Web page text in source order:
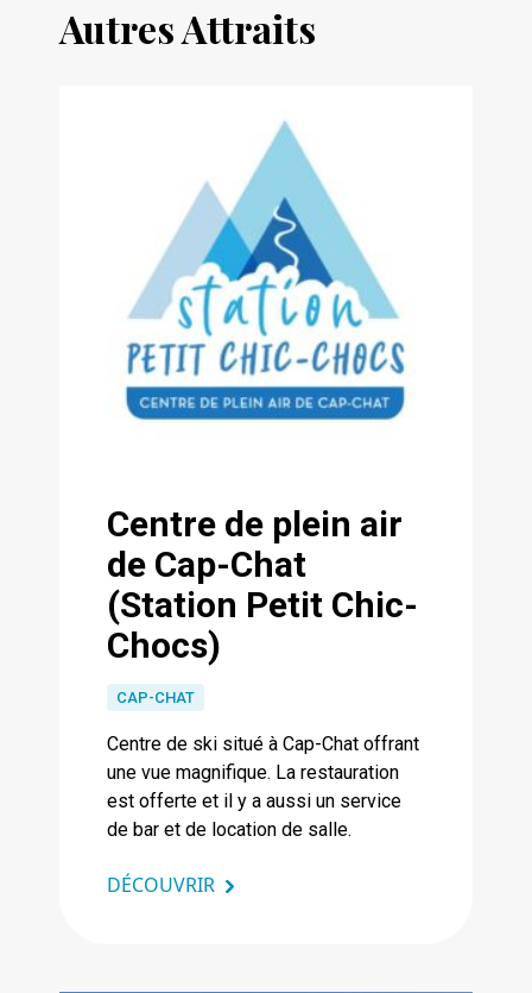
Autres Attraits
Centre de plein air
de Cap-Chat
(Station Petit Chic-
Chocs)
CAP-CHAT
Centre de ski situé à Cap-Chat offrant
une vue magnifique. La restauration
est offerte et il y a aussi un service
de bar et de location de salle.
DÉCOUVRIR